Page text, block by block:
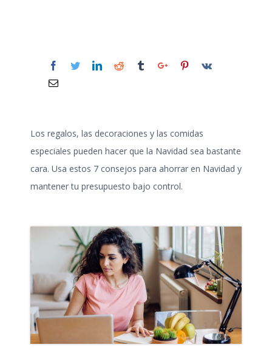
Los regalos, las decoraciones y las comidas
especiales pueden hacer que la Navidad sea bastante
cara. Usa estos 7 consejos para ahorrar en Navidad y
mantener tu presupuesto bajo control.